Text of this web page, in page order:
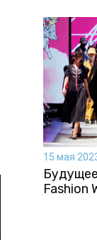
15 мая
Fashion